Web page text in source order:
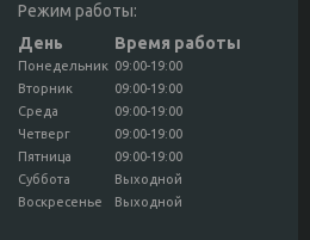
Режим работы:
День
Время работы
Понедельник 09:00-19:00
Вторник
09:00-19:00
Среда
09:00-19:00
Четверг
09:00-19:00
Пятница
09:00-19:00
Суббота
Выходной
Воскресенье
Выходной